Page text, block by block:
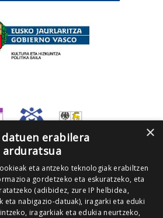
×
erabilera
arduratsua
eta antzeko teknologiak erabiltzen
gordetzeko eta eskuratzeko, eta
(adibidez, zure IP helbidea,
eta nabigazio-datuak), iragarki eta eduki
iragarkiak eta edukia neurtzeko,